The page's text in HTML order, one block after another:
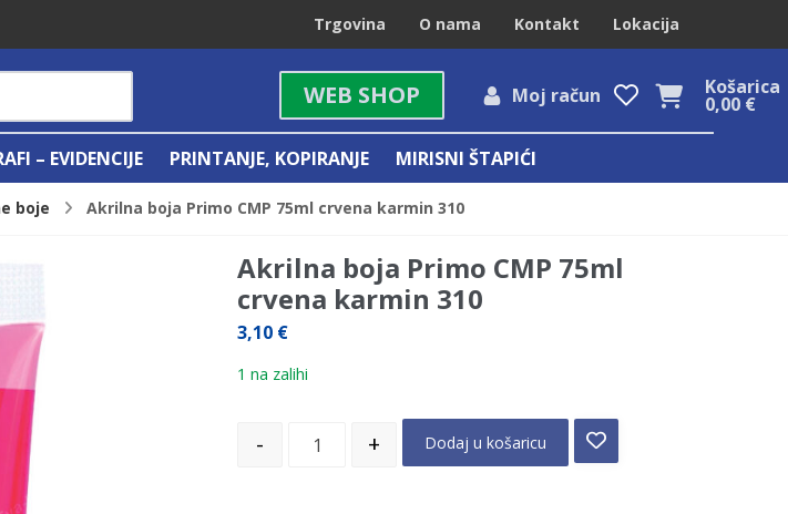
Trgovina O nama Kontakt Lokacija
Košarica
0,00 €
Moj račun
WEB SHOP
– EVIDENCIJE PRINTANJE, KOPIRANJE MIRISNI ŠTAPIĆI
boje Akrilna boja Primo CMP 75ml crvena karmin 310
Akrilna boja Primo CMP 75ml
crvena karmin 310
3,10 €
1 na zalihi
- + Dodaj u košaricu